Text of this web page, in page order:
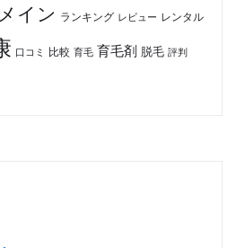
イン ランキング レビュー レンタル
口コミ 比較 育毛 育毛剤 脱毛 評判